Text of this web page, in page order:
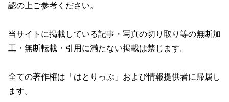
認の上ご参考ください。
当サイトに掲載している記事・写真の切り取り等の無断加
工・無断転載・引用に満たない掲載は禁じます。
全ての著作権は「はとりっぷ」および情報提供者に帰属し
ます。